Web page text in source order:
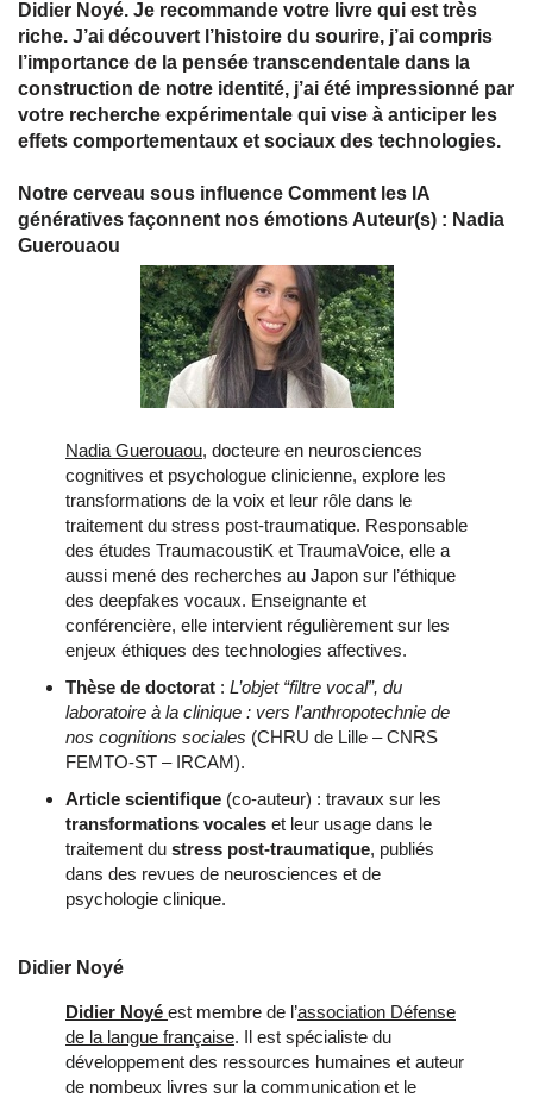
Didier Noyé. Je recommande votre livre qui est très
riche. J’ai découvert l’histoire du sourire, j’ai compris
l’importance de la pensée transcendentale dans la
construction de notre identité, j’ai été impressionné par
votre recherche expérimentale qui vise à anticiper les
effets comportementaux et sociaux des technologies.
Notre cerveau sous influence Comment les IA
génératives façonnent nos émotions Auteur(s) : Nadia
Guerouaou
Nadia Guerouaou, docteure en neurosciences
cognitives et psychologue clinicienne, explore les
transformations de la voix et leur rôle dans le
traitement du stress post‑traumatique. Responsable
des études TraumacoustiK et TraumaVoice, elle a
aussi mené des recherches au Japon sur l’éthique
des deepfakes vocaux. Enseignante et
conférencière, elle intervient régulièrement sur les
enjeux éthiques des technologies affectives.
Thèse de doctorat : L’objet “filtre vocal”, du
laboratoire à la clinique : vers l’anthropotechnie de
nos cognitions sociales (CHRU de Lille – CNRS
FEMTO‑ST – IRCAM).
Article scientifique
transformations vocales et leur usage dans le
traitement du stress post‑traumatique, publiés
dans des revues de neurosciences et de
psychologie clinique.
Didier Noyé
Didier Noyé est membre de l’association Défense
de la langue française. Il est spécialiste du
développement des ressources humaines et auteur
de nombeux livres sur la communication et le